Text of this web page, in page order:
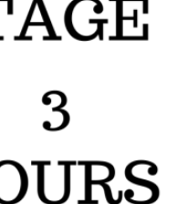
STAGE 3 JOURS
Stages